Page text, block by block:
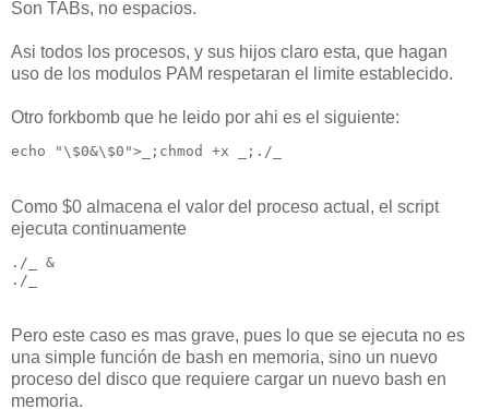
Son TABs, no espacios.
Asi todos los procesos, y sus hijos claro esta, que hagan
uso de los modulos PAM respetaran el limite establecido.
Otro forkbomb que he leido por ahi es el siguiente:
echo "\$0&\$0">_;chmod +x _;./_
Como $0 almacena el valor del proceso actual, el script
ejecuta continuamente
./_ &
./_
Pero este caso es mas grave, pues lo que se ejecuta no es
una simple función de bash en memoria, sino un nuevo
proceso del disco que requiere cargar un nuevo bash en
memoria.